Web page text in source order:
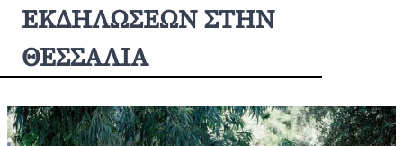
ΕΚΔΗΛΏΣΕΩΝ ΣΤΗΝ
ΘΕΣΣΑΛΊΑ